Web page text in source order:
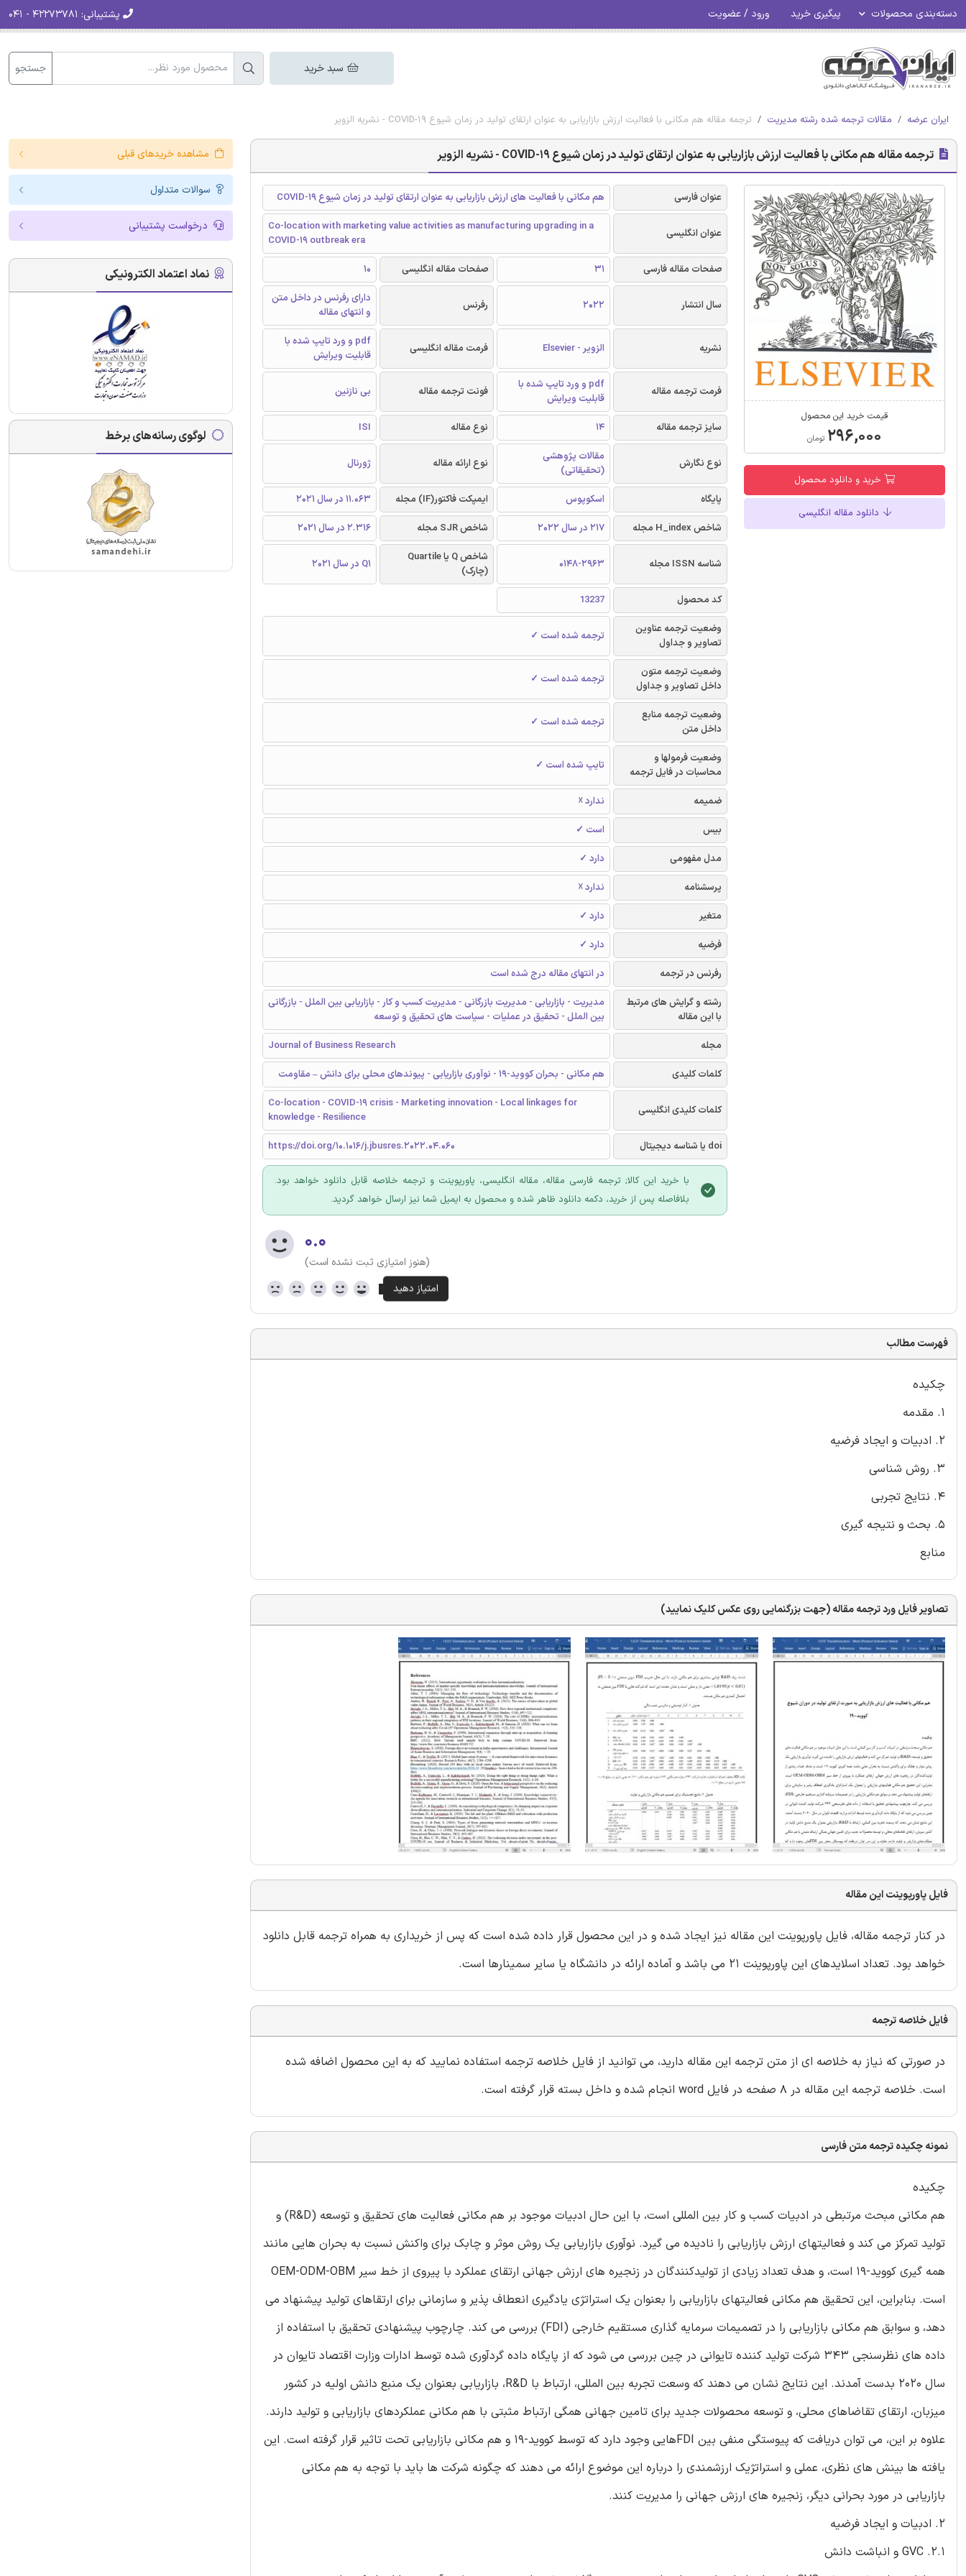
دسته‌بندی محصولات پیگیری خرید ورود / عضویت پشتیبانی:
سبد خرید جستجو
ایران عرضه مقالات ترجمه شده رشته مدیریت ترجمه مقاله هم مکانی با فعالیت ارزش بازاریابی به عنوان ارتقای تولید در زمان شیوع COVID-19 - نشریه الزویر
ترجمه مقاله هم مکانی با فعالیت ارزش بازاریابی به عنوان ارتقای تولید در زمان شیوع COVID-19 - نشریه الزویر
قیمت خرید این محصول
۲۹۶,۰۰۰ تومان
خرید و دانلود محصول
دانلود مقاله انگلیسی
عنوان فارسی هم مکانی با فعالیت های ارزش بازاریابی به عنوان ارتقای تولید در زمان شیوع COVID-19
عنوان انگلیسی
Co-location with marketing value activities as manufacturing upgrading in a
COVID-19 outbreak era
صفحات مقاله فارسی
31 صفحات مقاله انگلیسی 10
سال انتشار 2022 رفرنس
دارای رفرنس در داخل متن
و انتهای مقاله
نشریه الزویر - Elsevier فرمت مقاله انگلیسی
pdf و ورد تایپ شده با
قابلیت ویرایش
فرمت ترجمه مقاله
pdf و ورد تایپ شده با
قابلیت ویرایش
فونت ترجمه مقاله بی نازنین
سایز ترجمه مقاله 14 نوع مقاله ISI
نوع نگارش
مقالات پژوهشی
(تحقیقاتی)
نوع ارائه مقاله ژورنال
پایگاه اسکوپوس ایمپکت فاکتور(IF) مجله
11.063 در سال 2021
شاخص H_index مجله
217 در سال 2022 شاخص SJR مجله 2.316 در سال 2021
شناسه ISSN مجله 0148-2963
شاخص Q یا Quartile
(چارک)
Q1 در سال 2021
کد محصول
13237
وضعیت ترجمه عناوین
تصاویر و جداول
ترجمه شده است ✓
وضعیت ترجمه متون
داخل تصاویر و جداول
ترجمه شده است ✓
وضعیت ترجمه منابع
داخل متن
ترجمه شده است ✓
وضعیت فرمولها و
محاسبات در فایل ترجمه
تایپ شده است ✓
ضمیمه
ندارد ☓
بیس
است ✓
مدل مفهومی
دارد ✓
پرسشنامه
ندارد ☓
متغیر
دارد ✓
فرضیه
دارد ✓
رفرنس در ترجمه
در انتهای مقاله درج شده است
رشته و گرایش های مرتبط
با این مقاله
مدیریت - بازاریابی - مدیریت بازرگانی - مدیریت کسب و کار - بازاریابی بین الملل - بازرگانی
بین الملل - تحقیق در عملیات - سیاست های تحقیق و توسعه
مجله
Journal of Business Research
کلمات کلیدی
هم مکانی - بحران کووید-19 - نوآوری بازاریابی - پیوندهای محلی برای دانش – مقاومت
کلمات کلیدی انگلیسی
Co-location - COVID-19 crisis - Marketing innovation - Local linkages for
knowledge - Resilience
doi یا شناسه دیجیتال
https://doi.org/10.1016/j.jbusres.2022.04.060
با خرید این کالا; ترجمه فارسی مقاله، مقاله انگلیسی، پاورپوینت و ترجمه خلاصه قابل دانلود خواهد بود.
بلافاصله پس از خرید، دکمه دانلود ظاهر شده و محصول به ایمیل شما نیز ارسال خواهد گردید.
۰.۰
(هنوز امتیازی ثبت نشده است)
فهرست مطالب
چکیده
1. مقدمه
2. ادبیات و ایجاد فرضیه
3. روش شناسی
4. نتایج تجربی
5. بحث و نتیجه گیری
منابع
تصاویر فایل ورد ترجمه مقاله (جهت بزرگنمایی روی عکس کلیک نمایید)
فایل پاورپوینت این مقاله
در کنار ترجمه مقاله، فایل پاورپوینت این مقاله نیز ایجاد شده و در این محصول قرار داده شده است که پس از خریداری به همراه ترجمه قابل دانلود
خواهد بود. تعداد اسلایدهای این پاورپوینت 21 می باشد و آماده ارائه در دانشگاه یا سایر سمینارها است.
فایل خلاصه ترجمه
در صورتی که نیاز به خلاصه ای از متن ترجمه این مقاله دارید، می توانید از فایل خلاصه ترجمه استفاده نمایید که به این محصول اضافه شده
است. خلاصه ترجمه این مقاله در 8 صفحه در فایل word انجام شده و داخل بسته قرار گرفته است.
نمونه چکیده ترجمه متن فارسی
چکیده
هم مکانی مبحث مرتبطی در ادبیات کسب و کار بین المللی است، با این حال ادبیات موجود بر هم مکانی فعالیت های تحقیق و توسعه (R&D) و
تولید تمرکز می کند و فعالیتهای ارزش بازاریابی را نادیده می گیرد. نوآوری بازاریابی یک روش موثر و چابک برای واکنش نسبت به بحران هایی مانند
همه گیری کووید-19 است، و هدف تعداد زیادی از تولیدکنندگان در زنجیره های ارزش جهانی ارتقای عملکرد با پیروی از خط سیر OEM-ODM-OBM
است. بنابراین، این تحقیق هم مکانی فعالیتهای بازاریابی را بعنوان یک استراتژی یادگیری انعطاف پذیر و سازمانی برای ارتقاهای تولید پیشنهاد می
دهد، و سوابق هم مکانی بازاریابی را در تصمیمات سرمایه گذاری مستقیم خارجی (FDI) بررسی می کند. چارچوب پیشنهادی تحقیق با استفاده از
داده های نظرسنجی 343 شرکت تولید کننده تایوانی در چین بررسی می شود که از پایگاه داده گردآوری شده توسط ادارات وزارت اقتصاد تایوان در
سال 2020 بدست آمدند. این نتایج نشان می دهند که وسعت تجربه بین المللی، ارتباط با R&D، بازاریابی بعنوان یک منبع دانش اولیه در کشور
میزبان، ارتقای تقاضاهای محلی، و توسعه محصولات جدید برای تامین جهانی همگی ارتباط مثبتی با هم مکانی عملکردهای بازاریابی و تولید دارند.
علاوه بر این، می توان دریافت که پیوستگی منفی بین FDIهایی وجود دارد که توسط کووید-19 و هم مکانی بازاریابی تحت تاثیر قرار گرفته است. این
یافته ها بینش های نظری، عملی و استراتژیک ارزشمندی را درباره این موضوع ارائه می دهند که چگونه شرکت ها باید با توجه به هم مکانی
بازاریابی در مورد بحرانی دیگر، زنجیره های ارزش جهانی را مدیریت کنند.
2. ادبیات و ایجاد فرضیه
2.1. GVC و انباشت دانش
مشاهده خریدهای قبلی
سوالات متداول
درخواست پشتیبانی
نماد اعتماد الکترونیکی
لوگوی رسانه‌های برخط